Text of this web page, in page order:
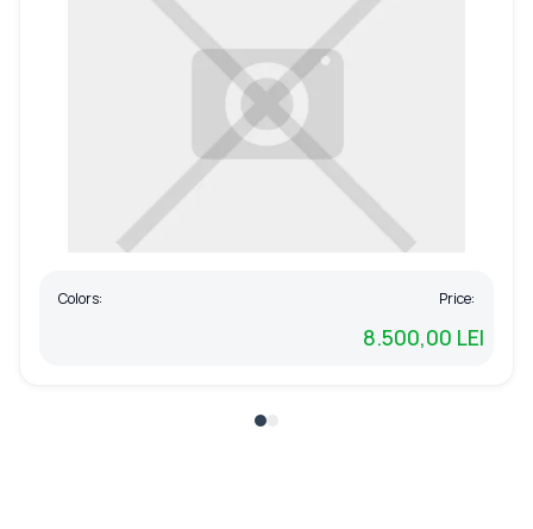
Colors: Price:
8.500,00 LEI